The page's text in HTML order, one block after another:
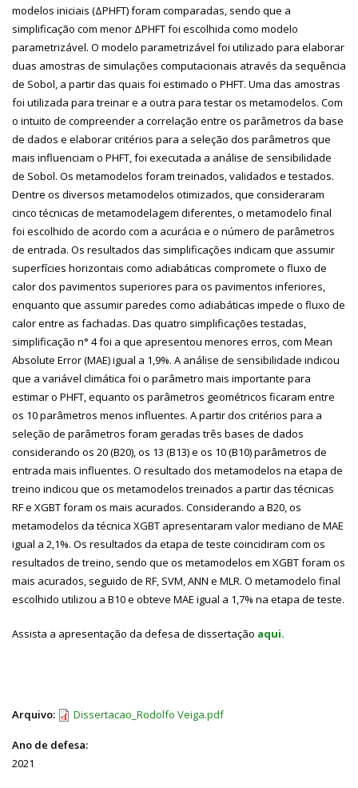
modelos iniciais (ΔPHFT) foram comparadas, sendo que a
simplificação com menor ΔPHFT foi escolhida como modelo
parametrizável. O modelo parametrizável foi utilizado para elaborar
duas amostras de simulações computacionais através da sequência
de Sobol, a partir das quais foi estimado o PHFT. Uma das amostras
foi utilizada para treinar e a outra para testar os metamodelos. Com
o intuito de compreender a correlação entre os parâmetros da base
de dados e elaborar critérios para a seleção dos parâmetros que
mais influenciam o PHFT, foi executada a análise de sensibilidade
de Sobol. Os metamodelos foram treinados, validados e testados.
Dentre os diversos metamodelos otimizados, que consideraram
cinco técnicas de metamodelagem diferentes, o metamodelo final
foi escolhido de acordo com a acurácia e o número de parâmetros
de entrada. Os resultados das simplificações indicam que assumir
superfícies horizontais como adiabáticas compromete o fluxo de
calor dos pavimentos superiores para os pavimentos inferiores,
enquanto que assumir paredes como adiabáticas impede o fluxo de
calor entre as fachadas. Das quatro simplificações testadas,
simplificação n° 4 foi a que apresentou menores erros, com Mean
Absolute Error (MAE) igual a 1,9%. A análise de sensibilidade indicou
que a variável climática foi o parâmetro mais importante para
estimar o PHFT, equanto os parâmetros geométricos ficaram entre
os 10 parâmetros menos influentes. A partir dos critérios para a
seleção de parâmetros foram geradas três bases de dados
considerando os 20 (B20), os 13 (B13) e os 10 (B10) parâmetros de
entrada mais influentes. O resultado dos metamodelos na etapa de
treino indicou que os metamodelos treinados a partir das técnicas
RF e XGBT foram os mais acurados. Considerando a B20, os
metamodelos da técnica XGBT apresentaram valor mediano de MAE
igual a 2,1%. Os resultados da etapa de teste coincidiram com os
resultados de treino, sendo que os metamodelos em XGBT foram os
mais acurados, seguido de RF, SVM, ANN e MLR. O metamodelo final
escolhido utilizou a B10 e obteve MAE igual a 1,7% na etapa de teste.
Assista a apresentação da defesa de dissertação aqui.
Arquivo: Dissertacao_Rodolfo Veiga.pdf
Ano de defesa:
2021